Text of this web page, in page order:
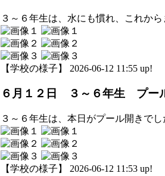
３～６年生は、水にも慣れ、これか
【学校の様子】 2026-06-12 11:55 up!
６月１２日 ３～６年生 プー
３～６年生は、本日がプール開きで
【学校の様子】 2026-06-12 11:53 up!